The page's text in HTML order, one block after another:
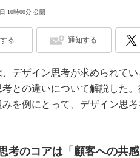
10時00分 公開
る 通知する
、デザイン思考が求められて
との違いについて解説した
みを例にとって、デザイン思
考のコアは「顧客への共感